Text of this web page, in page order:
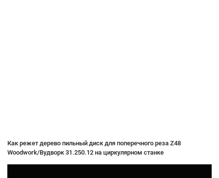
Как режет дерево пильный диск для поперечного реза Z48
Woodwork/Вудворк 31.250.12 на циркулярном станке